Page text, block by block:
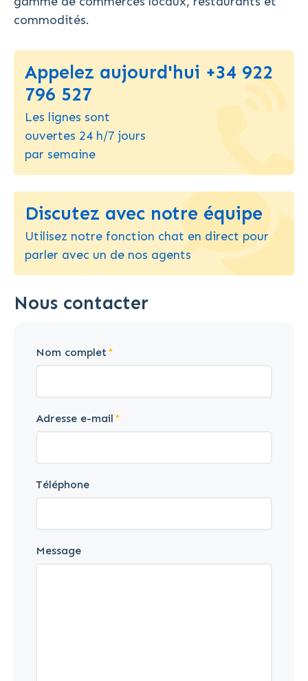
commodités.
Appelez aujourd'hui +34 922
796 527
Les lignes sont
ouvertes 24 h/7 jours
par semaine
Discutez avec notre équipe
Utilisez notre fonction chat en direct pour
parler avec un de nos agents
Nous contacter
Nom complet
Adresse e-mail
Téléphone
Message